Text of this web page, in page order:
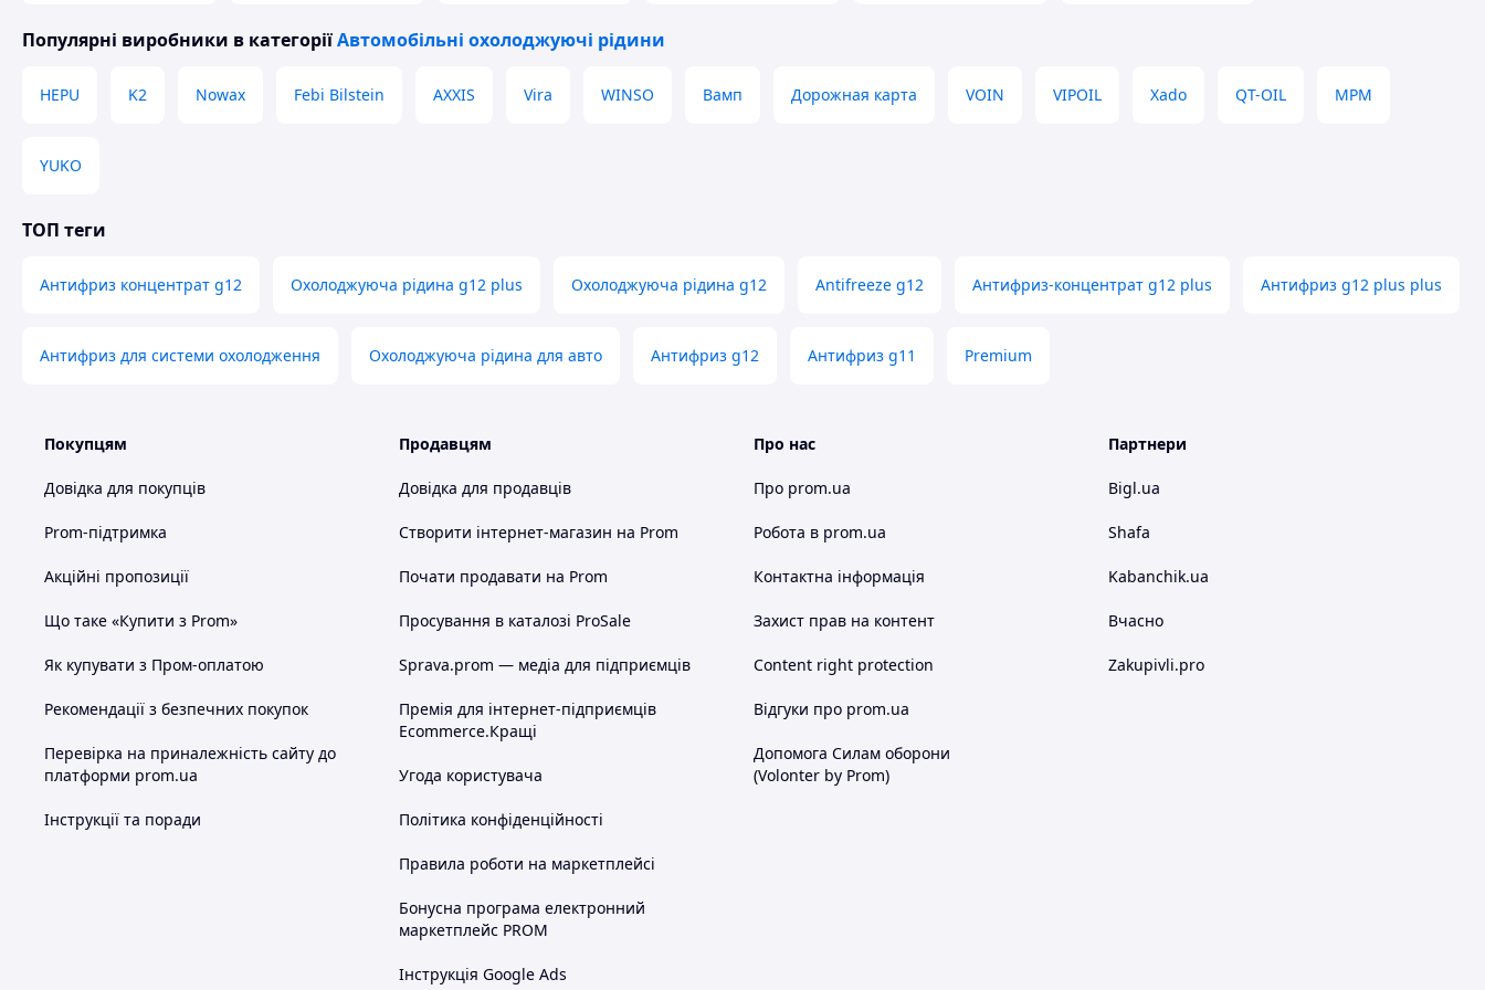
Популярні виробники в категоріїАвтомобільні охолоджуючі рідини
HEPU K2 Nowax Febi Bilstein AXXIS Vira WINSO Вамп Дорожная карта VOIN VIPOIL Xado QT-OIL MPM
YUKO
ТОП теги
Антифриз концентрат g12 Охолоджуюча рідина g12 plus Охолоджуюча рідина g12 Antifreeze g12 Антифриз-концентрат g12 plus Антифриз g12 plus plus
Антифриз для системи охолодження Охолоджуюча рідина для авто Антифриз g12 Антифриз g11 Premium
Покупцям
Довідка для покупців
Prom-підтримка
Акційні пропозиції
Що таке «Купити з Prom»
Як купувати з Пром-оплатою
Рекомендації з безпечних покупок
Перевірка на приналежність сайту до
платформи prom.ua
Інструкції та поради
Продавцям
Довідка для продавців
Створити інтернет-магазин на Prom
Почати продавати на Prom
Просування в каталозі ProSale
Sprava.prom — медіа для підприємців
Премія для інтернет-підприємців
Ecommerce.Кращі
Угода користувача
Політика конфіденційності
Правила роботи на маркетплейсі
Бонусна програма електронний
маркетплейс PROM
Інструкція Google Ads
Про нас
Про prom.ua
Робота в prom.ua
Контактна інформація
Захист прав на контент
Content right protection
Відгуки про prom.ua
Допомога Силам оборони
(Volonter by Prom)
Партнери
Bigl.ua
Shafa
Kabanchik.ua
Вчасно
Zakupivli.pro